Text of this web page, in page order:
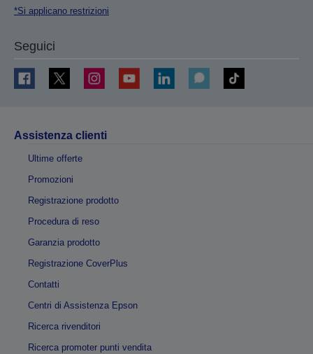
*Si applicano restrizioni
Seguici
Assistenza clienti
Ultime offerte
Promozioni
Registrazione prodotto
Procedura di reso
Garanzia prodotto
Registrazione CoverPlus
Contatti
Centri di Assistenza Epson
Ricerca rivenditori
Ricerca promoter punti vendita